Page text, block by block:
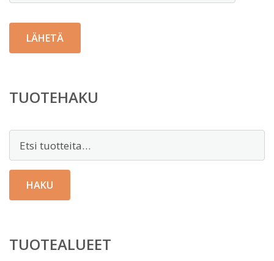
TUOTEHAKU
HAKU
TUOTEALUEET